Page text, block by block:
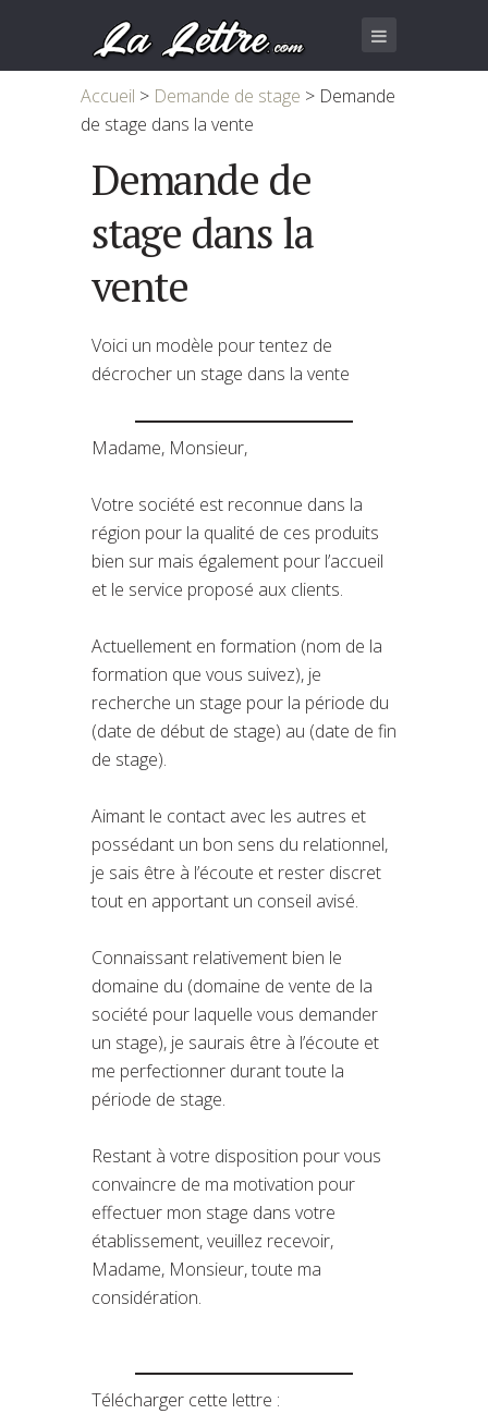
Accueil > Demande de stage > Demande
de stage dans la vente
Demande de
stage dans la
vente
Voici un modèle pour tentez de
décrocher un stage dans la vente
Madame, Monsieur,
Votre société est reconnue dans la
région pour la qualité de ces produits
bien sur mais également pour l’accueil
et le service proposé aux clients.
Actuellement en formation (nom de la
formation que vous suivez), je
recherche un stage pour la période du
(date de début de stage) au (date de fin
de stage).
Aimant le contact avec les autres et
possédant un bon sens du relationnel,
je sais être à l’écoute et rester discret
tout en apportant un conseil avisé.
Connaissant relativement bien le
domaine du (domaine de vente de la
société pour laquelle vous demander
un stage), je saurais être à l’écoute et
me perfectionner durant toute la
période de stage.
Restant à votre disposition pour vous
convaincre de ma motivation pour
effectuer mon stage dans votre
établissement, veuillez recevoir,
Madame, Monsieur, toute ma
considération.
Télécharger cette lettre :